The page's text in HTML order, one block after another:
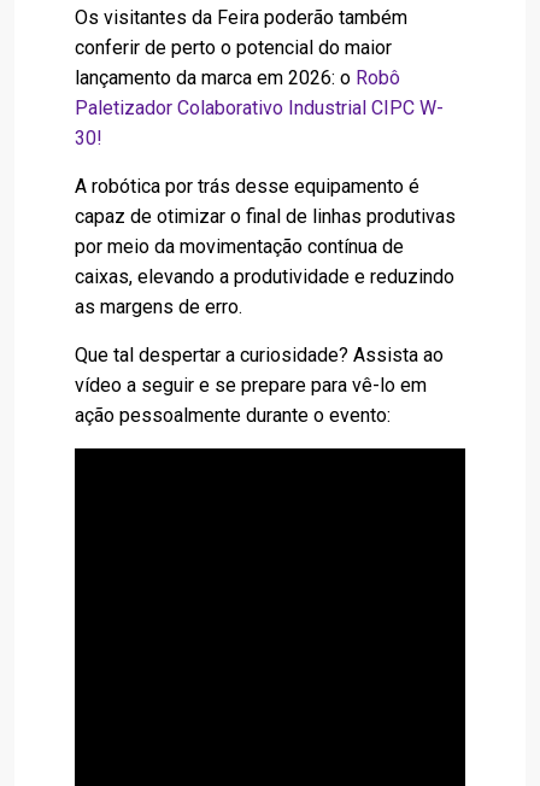
Os visitantes da Feira poderão também
conferir de perto o potencial do maior
lançamento da marca em 2026: o Robô
Paletizador Colaborativo Industrial CIPC W-
30!
A robótica por trás desse equipamento é
capaz de otimizar o final de linhas produtivas
por meio da movimentação contínua de
caixas, elevando a produtividade e reduzindo
as margens de erro.
Que tal despertar a curiosidade? Assista ao
vídeo a seguir e se prepare para vê-lo em
ação pessoalmente durante o evento: